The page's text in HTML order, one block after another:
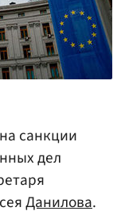
санкции
дел
Данилова.